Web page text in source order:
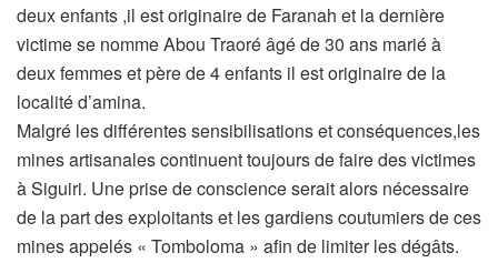
deux enfants ,il est originaire de Faranah et la dernière
victime se nomme Abou Traoré âgé de 30 ans marié à
deux femmes et père de 4 enfants il est originaire de la
localité d’amina.
Malgré les différentes sensibilisations et conséquences,les
mines artisanales continuent toujours de faire des victimes
à Siguiri. Une prise de conscience serait alors nécessaire
de la part des exploitants et les gardiens coutumiers de ces
mines appelés « Tomboloma » afin de limiter les dégâts.